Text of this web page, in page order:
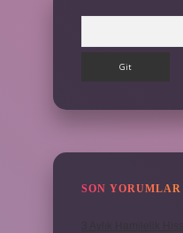
SON YORUMLAR